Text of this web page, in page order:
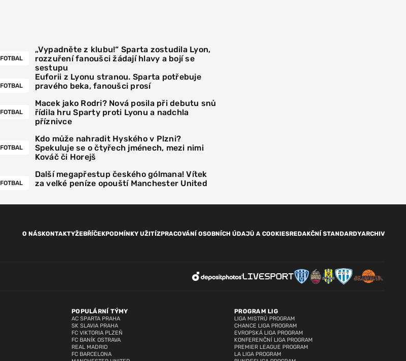
FOTBAL
„Vypadněte z klubu!“ Sparta zostudila Lyon,
rozzuření fanoušci žádají hlavy a bojí se
sestupu
FOTBAL
Euforii z Lyonu stranou. Sparta potřebuje
pravého beka, fanoušci prosí
FOTBAL
Macek jako Rodri? Nová posila při debutu snů
řídila hru Sparty proti Lyonu a nadchla
příznivce
FOTBAL
Kdo může nahradit Hyského v Plzni?
Spekuluje se o čtyřech jménech, mezi nimi
Kováč či Horejš
FOTBAL
Další megapřestup českého gólmana! Vítek
za velké peníze opouští Manchester United
O NÁSKONTAKTYŽEBŘÍČEKPODMÍNKY UŽITÍZPRACOVÁNÍ OSOBNÍCH ÚDAJŮ A COOKIESREDAKČNÍ STANDARDYARCHIV
POPULÁRNÍ TÝMY
AC SPARTA PRAHA
SK SLAVIA PRAHA
FC VIKTORIA PLZEŇ
FC BANÍK OSTRAVA
REAL MADRID
FC BARCELONA
PROGRAM LIG
LIGA MISTRŮ PROGRAM
CHANCE LIGA PROGRAM
EVROPSKÁ LIGA PROGRAM
KONFERENČNÍ LIGA PROGRAM
PREMIER LEAGUE PROGRAM
LA LIGA PROGRAM